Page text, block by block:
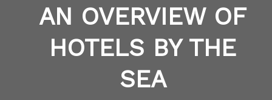
AN OVERVIEW OF
HOTELS BY THE
SEA